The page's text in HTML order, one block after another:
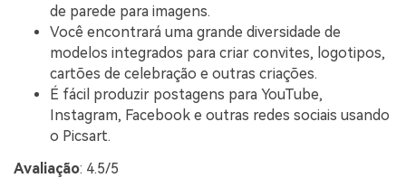
de parede para imagens.
Você encontrará uma grande diversidade de
modelos integrados para criar convites, logotipos,
cartões de celebração e outras criações.
É fácil produzir postagens para YouTube,
Instagram, Facebook e outras redes sociais usando
o Picsart.
Avaliação: 4.5/5